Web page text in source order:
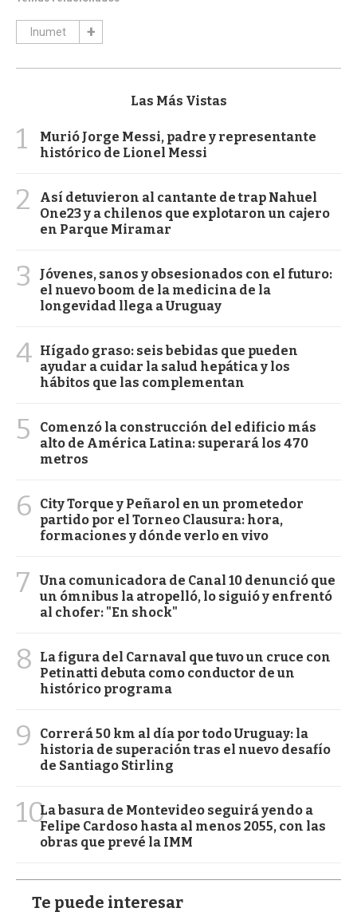
Inumet
Las Más Vistas
1
Murió Jorge Messi, padre y representante
histórico de Lionel Messi
2
Así detuvieron al cantante de trap Nahuel
One23 y a chilenos que explotaron un cajero
en Parque Miramar
3
Jóvenes, sanos y obsesionados con el futuro:
el nuevo boom de la medicina de la
longevidad llega a Uruguay
4 Hígado graso: seis bebidas que pueden
ayudar a cuidar la salud hepática y los
hábitos que las complementan
5
Comenzó la construcción del edificio más
alto de América Latina: superará los 470
metros
6
City Torque y Peñarol en un prometedor
partido por el Torneo Clausura: hora,
formaciones y dónde verlo en vivo
7
Una comunicadora de Canal 10 denunció que
un ómnibus la atropelló, lo siguió y enfrentó
al chofer: "En shock"
8
La figura del Carnaval que tuvo un cruce con
Petinatti debuta como conductor de un
histórico programa
9
Correrá 50 km al día por todo Uruguay: la
historia de superación tras el nuevo desafío
de Santiago Stirling
10La basura de Montevideo seguirá yendo a
Felipe Cardoso hasta al menos 2055, con las
obras que prevé la IMM
Te puede interesar